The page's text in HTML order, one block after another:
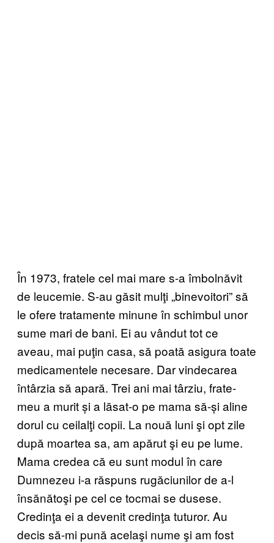
În 1973, fratele cel mai mare s-a îmbolnăvit
de leucemie. S-au găsit mulţi „binevoitori” să
le ofere tratamente minune în schimbul unor
sume mari de bani. Ei au vândut tot ce
aveau, mai puţin casa, să poată asigura toate
medicamentele necesare. Dar vindecarea
întârzia să apară. Trei ani mai târziu, frate-
meu a murit și a lăsat-o pe mama să-și aline
dorul cu ceilalţi copii. La nouă luni şi opt zile
după moartea sa, am apărut şi eu pe lume.
Mama credea că eu sunt modul în care
Dumnezeu i-a răspuns rugăciunilor de a-l
însănătoşi pe cel ce tocmai se dusese.
Credinţa ei a devenit credinţa tuturor. Au
decis să-mi pună acelaşi nume şi am fost